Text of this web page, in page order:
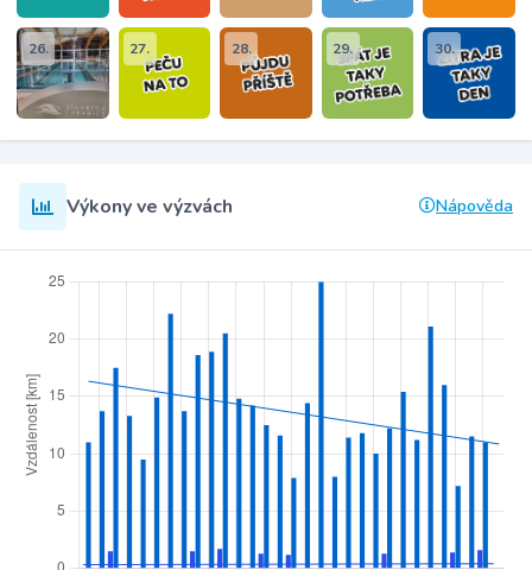
26. 27. 28. 29. 30.
Výkony ve výzvách Nápověda